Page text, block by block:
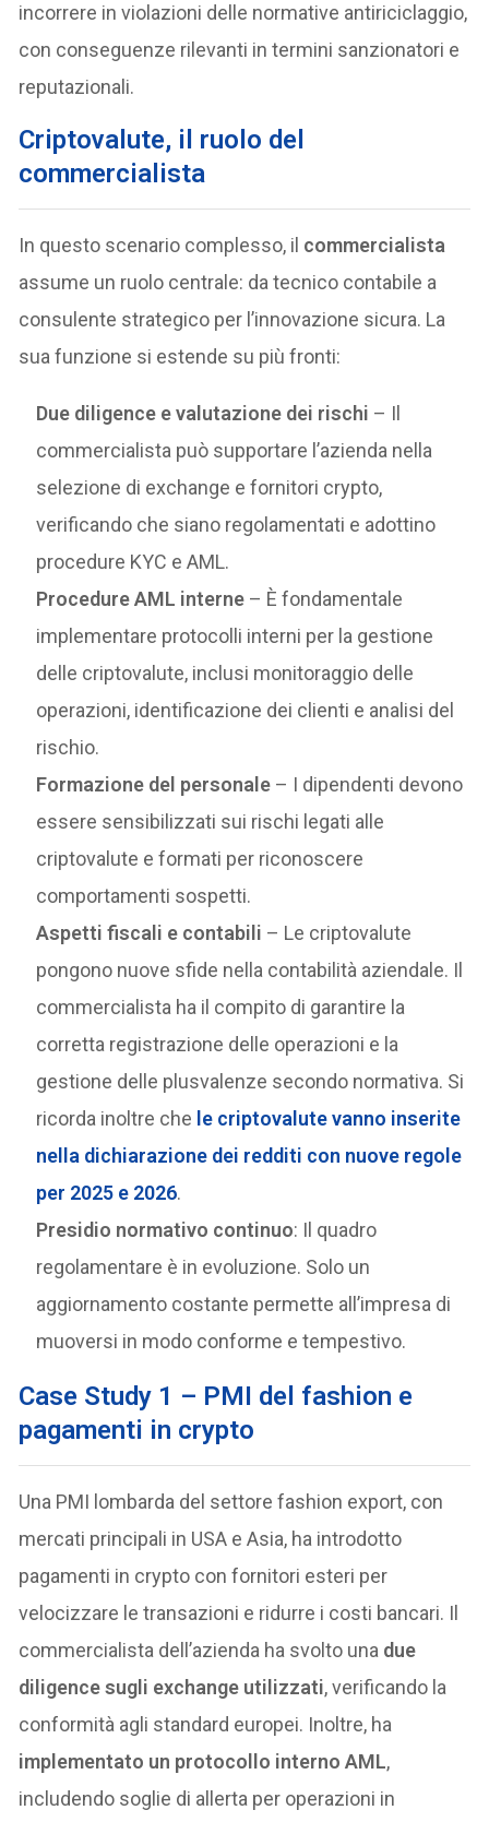
incorrere in violazioni delle normative antiriciclaggio,
con conseguenze rilevanti in termini sanzionatori e
reputazionali.
Criptovalute, il ruolo del
commercialista
In questo scenario complesso, il commercialista
assume un ruolo centrale: da tecnico contabile a
consulente strategico per l’innovazione sicura. La
sua funzione si estende su più fronti:
Due diligence e valutazione dei rischi – Il
commercialista può supportare l’azienda nella
selezione di exchange e fornitori crypto,
verificando che siano regolamentati e adottino
procedure KYC e AML.
Procedure AML interne – È fondamentale
implementare protocolli interni per la gestione
delle criptovalute, inclusi monitoraggio delle
operazioni, identificazione dei clienti e analisi del
rischio.
Formazione del personale – I dipendenti devono
essere sensibilizzati sui rischi legati alle
criptovalute e formati per riconoscere
comportamenti sospetti.
Aspetti fiscali e contabili – Le criptovalute
pongono nuove sfide nella contabilità aziendale. Il
commercialista ha il compito di garantire la
corretta registrazione delle operazioni e la
gestione delle plusvalenze secondo normativa. Si
ricorda inoltre che le criptovalute vanno inserite
nella dichiarazione dei redditi con nuove regole
per 2025 e 2026.
Presidio normativo continuo: Il quadro
regolamentare è in evoluzione. Solo un
aggiornamento costante permette all’impresa di
muoversi in modo conforme e tempestivo.
Case Study 1 – PMI del fashion e
pagamenti in crypto
Una PMI lombarda del settore fashion export, con
mercati principali in USA e Asia, ha introdotto
pagamenti in crypto con fornitori esteri per
velocizzare le transazioni e ridurre i costi bancari. Il
commercialista dell’azienda ha svolto una due
diligence sugli exchange utilizzati, verificando la
conformità agli standard europei. Inoltre, ha
implementato un protocollo interno AML,
includendo soglie di allerta per operazioni in